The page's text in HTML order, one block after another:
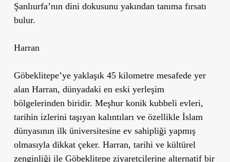
Şanlıurfa’nın dini dokusunu yakından tanıma fırsatı
bulur.
Harran
Göbeklitepe’ye yaklaşık 45 kilometre mesafede yer
alan Harran, dünyadaki en eski yerleşim
bölgelerinden biridir. Meşhur konik kubbeli evleri,
tarihin izlerini taşıyan kalıntıları ve özellikle İslam
dünyasının ilk üniversitesine ev sahipliği yapmış
olmasıyla dikkat çeker. Harran, tarihi ve kültürel
zenginliği ile Göbeklitepe ziyaretçilerine alternatif bir